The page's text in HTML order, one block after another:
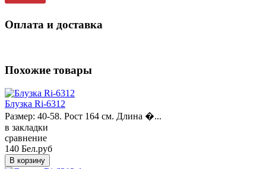
Оплата и доставка
Похожие товары
Блузка Ri-6312
Размер: 40-58. Рост 164 см. Длина �...
в закладки
сравнение
140 Бел.руб